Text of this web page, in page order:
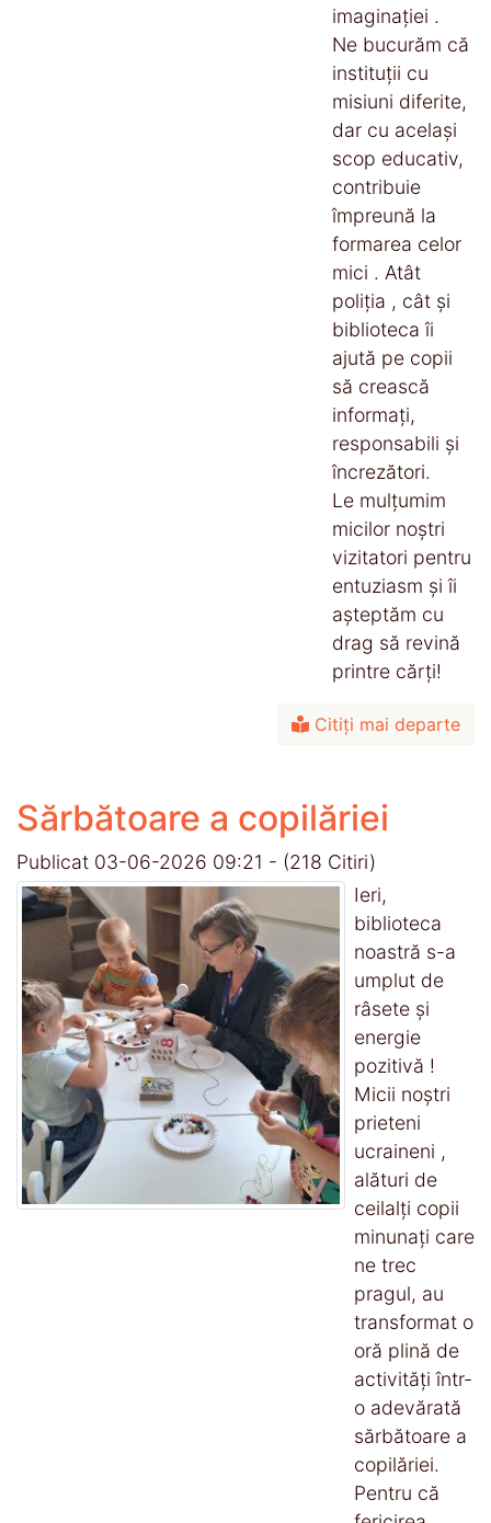
imaginației .
Ne bucurăm că
instituții cu
misiuni diferite,
dar cu același
scop educativ,
contribuie
împreună la
formarea celor
mici . Atât
poliția , cât și
biblioteca îi
ajută pe copii
să crească
informați,
responsabili și
încrezători.
Le mulțumim
micilor noștri
vizitatori pentru
entuziasm și îi
așteptăm cu
drag să revină
printre cărți!
Citiți mai departe
Sărbătoare a copilăriei
Publicat 03-06-2026 09:21 - (218 Citiri)
Ieri,
biblioteca
noastră s-a
umplut de
râsete și
energie
pozitivă !
Micii noștri
prieteni
ucraineni ,
alături de
ceilalți copii
minunați care
ne trec
pragul, au
transformat o
oră plină de
activități într-
o adevărată
sărbătoare a
copilăriei.
Pentru că